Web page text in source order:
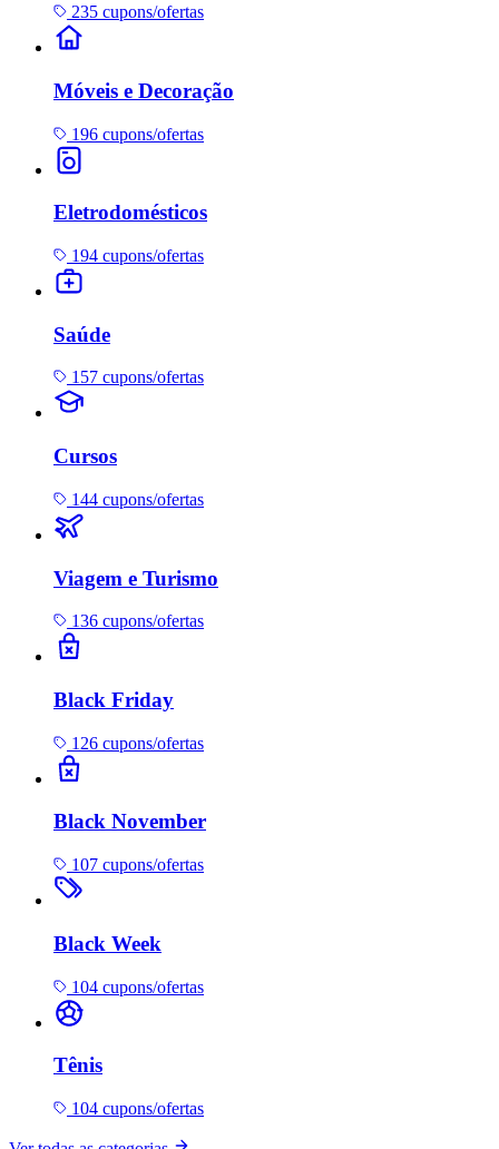
235 cupons/ofertas
Móveis e Decoração
196 cupons/ofertas
Eletrodomésticos
194 cupons/ofertas
Saúde
157 cupons/ofertas
Cursos
144 cupons/ofertas
Viagem e Turismo
136 cupons/ofertas
Black Friday
126 cupons/ofertas
Black November
107 cupons/ofertas
Black Week
104 cupons/ofertas
Tênis
104 cupons/ofertas